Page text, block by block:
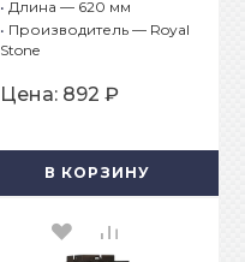
• Длина — 620 мм
• Производитель — Royal
Stone
Цена: 892 ₽
В КОРЗИНУ